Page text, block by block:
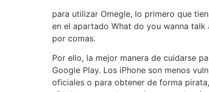
para utilizar Omegle, lo primero que
en el apartado What do you wanna talk
por comas.
Por ello, la mejor manera de cuidarse
Google Play. Los iPhone son menos
oficiales o para obtener de forma